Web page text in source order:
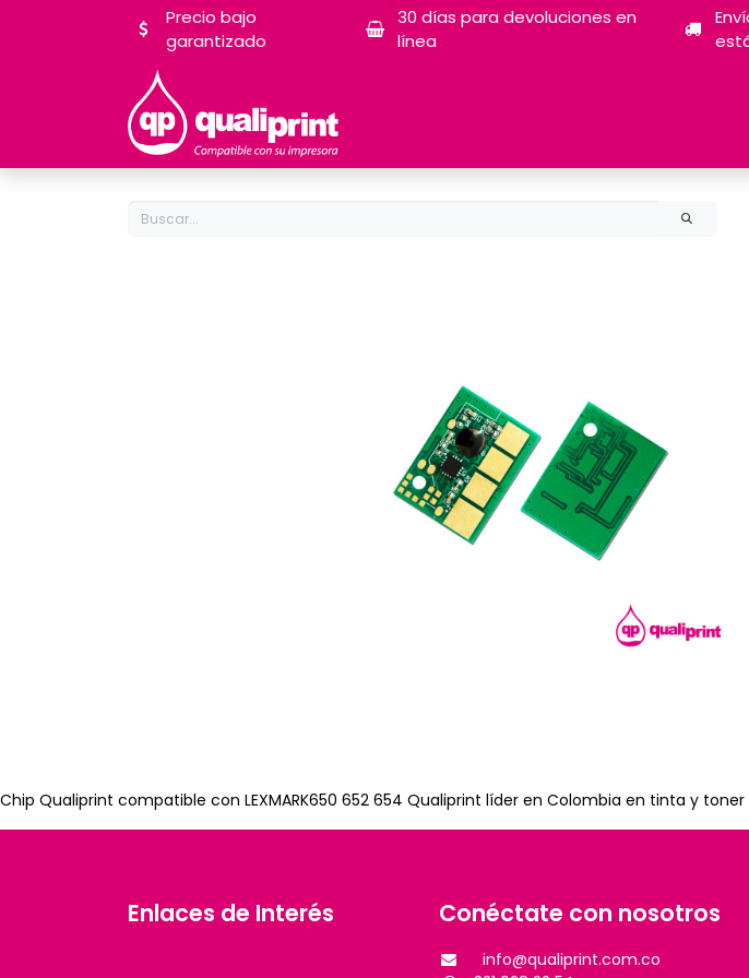
Precio bajo
garantizado
30 días para devoluciones en
línea
Chip Qualiprint compatible con LEXMARK650 652 654 Qualiprint líder en Colombia en tinta y
Enlaces de Interés Conéctate con nosotros
info@qualiprint.com.co